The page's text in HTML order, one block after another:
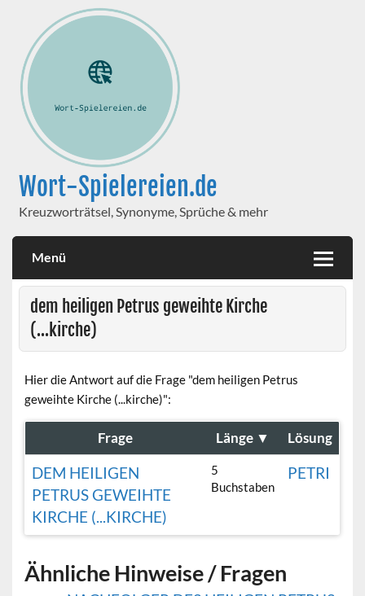
Wort-Spielereien.de
Kreuzworträtsel, Synonyme, Sprüche & mehr
Menü
dem heiligen Petrus geweihte Kirche
(...kirche)
Hier die Antwort auf die Frage "dem heiligen Petrus
geweihte Kirche (...kirche)":
Frage Länge ▼ Lösung
DEM HEILIGEN
PETRUS GEWEIHTE
KIRCHE (...KIRCHE)
5
Buchstaben
PETRI
Ähnliche Hinweise / Fragen